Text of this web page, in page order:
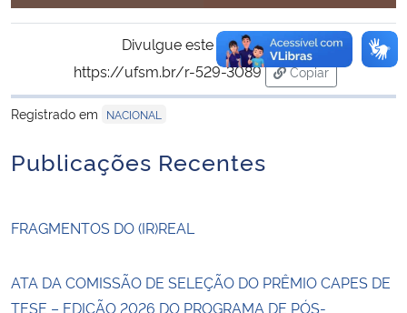
Divulgue este conteúdo:
https://ufsm.br/r-529-3089
Copiar
para área de
Registrado em
NACIONAL
Publicações Recentes
FRAGMENTOS DO (IR)REAL
ATA DA COMISSÃO DE SELEÇÃO DO PRÊMIO CAPES DE
TESE – EDIÇÃO 2026 DO PROGRAMA DE PÓS-